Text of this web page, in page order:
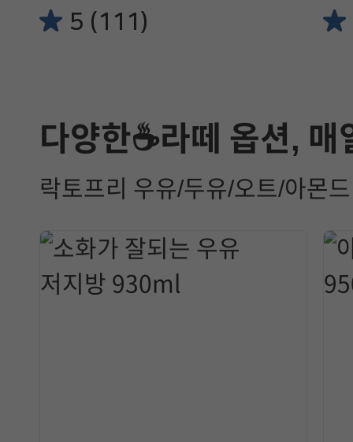
5 (111)
다양한☕라떼 옵션, 매
락토프리 우유/두유/오트/아몬